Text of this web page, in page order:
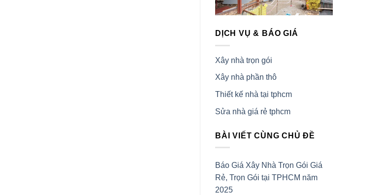
DỊCH VỤ & BÁO GIÁ
Xây nhà trọn gói
Xây nhà phần thô
Thiết kế nhà tại tphcm
Sửa nhà giá rẻ tphcm
BÀI VIẾT CÙNG CHỦ ĐỀ
Báo Giá Xây Nhà Trọn Gói Giá
Rẻ, Trọn Gói tại TPHCM năm
2025